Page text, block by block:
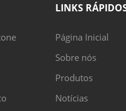
LINKS
Página Inicial
Sobre nós
Produtos
Notícias